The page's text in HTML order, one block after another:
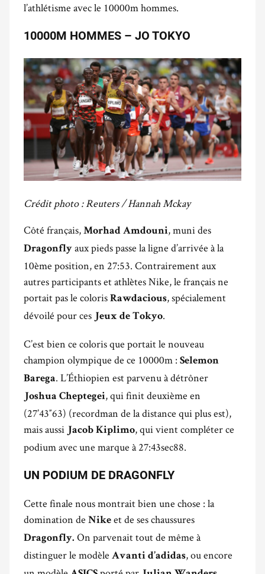
l’athlétisme avec le 10000m hommes.
10000M HOMMES – JO TOKYO
Crédit photo : Reuters / Hannah Mckay
Côté français, Morhad Amdouni, muni des
Dragonfly aux pieds passe la ligne d’arrivée à la
10ème position, en 27:53. Contrairement aux
autres participants et athlètes Nike, le français ne
portait pas le coloris Rawdacious, spécialement
dévoilé pour ces Jeux de Tokyo.
C’est bien ce coloris que portait le nouveau
champion olympique de ce 10000m : Selemon
Barega. L’Éthiopien est parvenu à détrôner
Joshua Cheptegei, qui finit deuxième en
(27’43″63) (recordman de la distance qui plus est),
mais aussi Jacob Kiplimo, qui vient compléter ce
podium avec une marque à 27:43sec88.
UN PODIUM DE DRAGONFLY
Cette finale nous montrait bien une chose : la
domination de Nike et de ses chaussures
Dragonfly. On parvenait tout de même à
distinguer le modèle Avanti d’adidas, ou encore